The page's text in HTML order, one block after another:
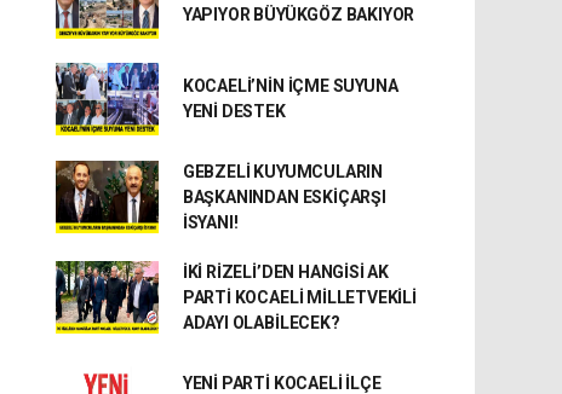
YAPIYOR BÜYÜKGÖZ BAKIYOR
KOCAELİ’NİN İÇME SUYUNA
YENİ DESTEK
GEBZELİ KUYUMCULARIN
BAŞKANINDAN ESKİÇARŞI
İSYANI!
İKİ RİZELİ’DEN HANGİSİ AK
PARTİ KOCAELİ MİLLETVEKİLİ
ADAYI OLABİLECEK?
YENİ PARTİ KOCAELİ İLÇE